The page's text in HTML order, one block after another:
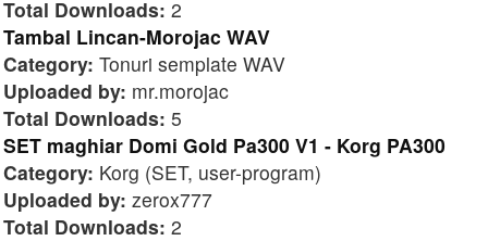
Total Downloads: 2
Tambal Lincan-Morojac WAV
Category: Tonuri semplate WAV
Uploaded by: mr.morojac
Total Downloads: 5
SET maghiar Domi Gold Pa300 V1 - Korg PA300
Category: Korg (SET, user-program)
Uploaded by: zerox777
Total Downloads: 2